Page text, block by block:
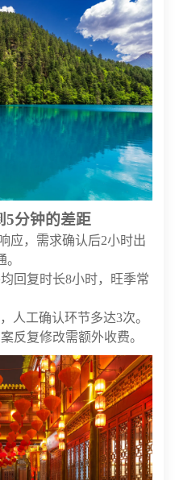
5分钟的差距
应，需求确认后2小时出
回复时长8小时，旺季常
人工确认环节多达3次。
反复修改需额外收费。